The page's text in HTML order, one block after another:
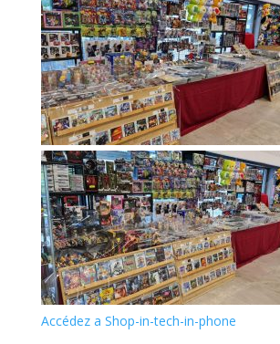
Accédez a Shop-in-tech-in-phone